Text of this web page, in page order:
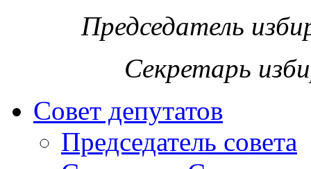
Председатель
Секретарь
Совет депутатов
Председатель совета